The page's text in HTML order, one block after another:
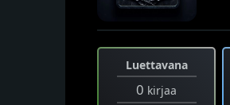
Luettavana
0 kirjaa